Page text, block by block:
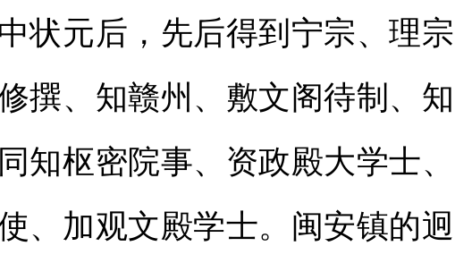
状元后，先后得到宁宗、理宗
撰、知赣州、敷文阁待制、知
知枢密院事、资政殿大学士、
、加观文殿学士。闽安镇的迥